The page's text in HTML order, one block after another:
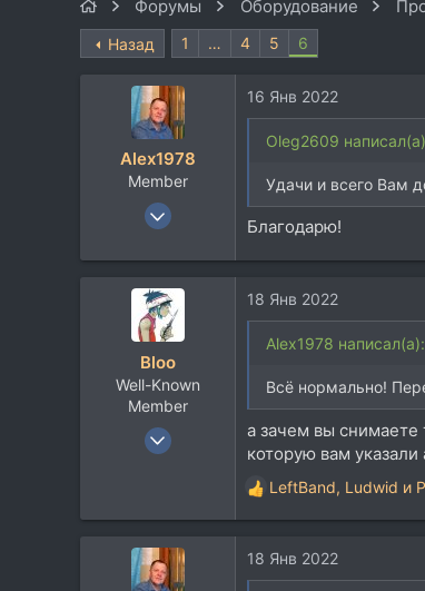
р
т
а
а
Форумы Оборудование
Назад 1 … 4 5 6
Alex1978
Member
6 Мар 2014
21
16 Янв 2022
Oleg2609
Удачи и всего Вам
Благодарю!
Bloo
Well-Known
Member
27 Авг 2007
93
18 Янв 2022
Alex1978 написал(а):
Всё нормально!
а зачем вы
которую вам
Р
е
к
ц
LeftBand, Ludwid и
18 Янв 2022